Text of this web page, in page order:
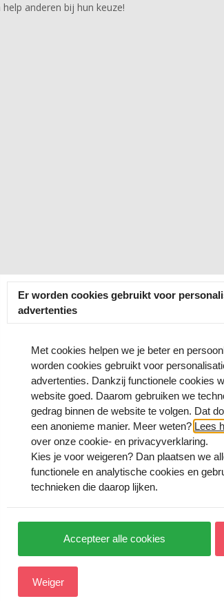
anderen bij hun keuze!
Er worden cookies gebruikt voor
advertenties
Met cookies helpen we je beter en
worden cookies gebruikt voor
advertenties. Dankzij functionele cookies
website goed. Daarom gebruiken we
gedrag binnen de website te volgen. Dat
een anonieme manier. Meer weten? Lees
over onze cookie- en privacyverklaring.
Kies je voorweigeren? Dan plaatsen we
functionele en analytische cookies en
technieken die daarop lijken.
Accepteer alle cookies
Weiger